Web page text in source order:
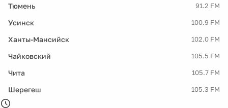
Тюмень 91.2 FM
Усинск 100.9 FM
Ханты-Мансийск 102.0 FM
Чайковский 105.5 FM
Чита 105.7 FM
Шерегеш 105.3 FM